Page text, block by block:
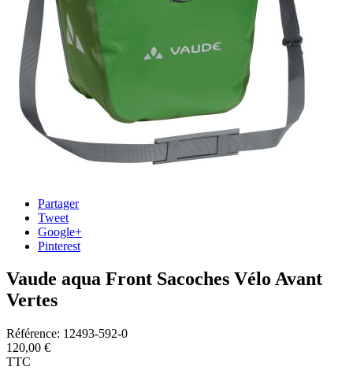
Partager
Tweet
Google+
Pinterest
Vaude aqua Front Sacoches Vélo Avant
Vertes
Référence: 12493-592-0
120,00 €
TTC